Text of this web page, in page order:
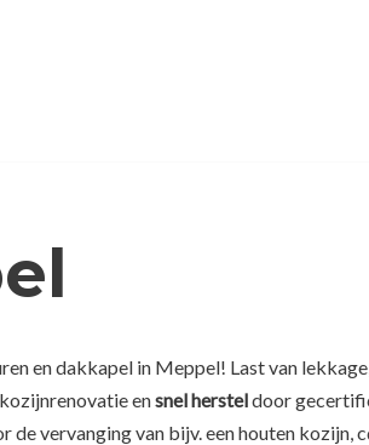
en dakkapel in Meppel! Last van
ensnel hersteldoor
vervanging van bijv. een houten kozijn,